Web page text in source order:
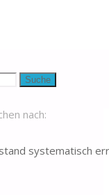
Suche
systematisch
nach: